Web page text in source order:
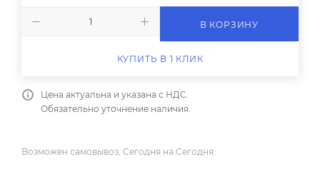
В КОРЗИНУ
КУПИТЬ В 1 КЛИК
Цена актуальна и указана с НДС.
Обязательно уточнение наличия.
Возможен самовывоз, Сегодня на Сегодня.